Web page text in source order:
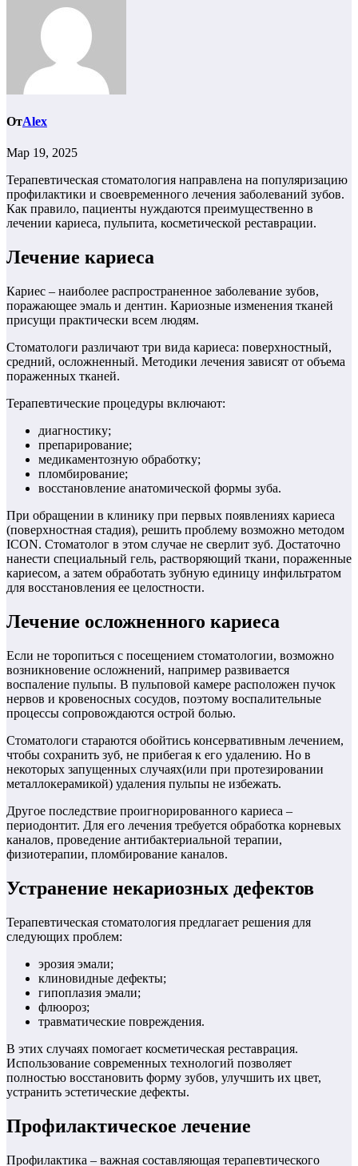
ОтAlex
Мар 19, 2025
Терапевтическая стоматология направлена на популяризацию
профилактики и своевременного лечения заболеваний зубов.
Как правило, пациенты нуждаются преимущественно в
лечении кариеса, пульпита, косметической реставрации.
Лечение кариеса
Кариес – наиболее распространенное заболевание зубов,
поражающее эмаль и дентин. Кариозные изменения тканей
присущи практически всем людям.
Стоматологи различают три вида кариеса: поверхностный,
средний, осложненный. Методики лечения зависят от объема
пораженных тканей.
Терапевтические процедуры включают:
диагностику;
препарирование;
медикаментозную обработку;
пломбирование;
восстановление анатомической формы зуба.
При обращении в клинику при первых появлениях кариеса
(поверхностная стадия), решить проблему возможно методом
ICON. Стоматолог в этом случае не сверлит зуб. Достаточно
нанести специальный гель, растворяющий ткани, пораженные
кариесом, а затем обработать зубную единицу инфильтратом
для восстановления ее целостности.
Лечение осложненного кариеса
Если не торопиться с посещением стоматологии, возможно
возникновение осложнений, например развивается
воспаление пульпы. В пульповой камере расположен пучок
нервов и кровеносных сосудов, поэтому воспалительные
процессы сопровождаются острой болью.
Стоматологи стараются обойтись консервативным лечением,
чтобы сохранить зуб, не прибегая к его удалению. Но в
некоторых запущенных случаях(или при протезировании
металлокерамикой) удаления пульпы не избежать.
Другое последствие проигнорированного кариеса –
периодонтит. Для его лечения требуется обработка корневых
каналов, проведение антибактериальной терапии,
физиотерапии, пломбирование каналов.
Устранение некариозных дефектов
Терапевтическая стоматология предлагает решения для
следующих проблем:
эрозия эмали;
клиновидные дефекты;
гипоплазия эмали;
флюороз;
травматические повреждения.
В этих случаях помогает косметическая реставрация.
Использование современных технологий позволяет
полностью восстановить форму зубов, улучшить их цвет,
устранить эстетические дефекты.
Профилактическое лечение
Профилактика – важная составляющая терапевтического